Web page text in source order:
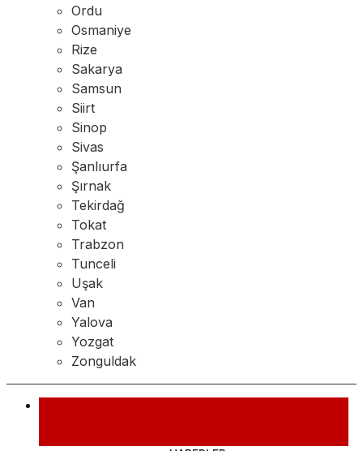
Ordu
Osmaniye
Rize
Sakarya
Samsun
Siirt
Sinop
Sivas
Şanlıurfa
Şırnak
Tekirdağ
Tokat
Trabzon
Tunceli
Uşak
Van
Yalova
Yozgat
Zonguldak